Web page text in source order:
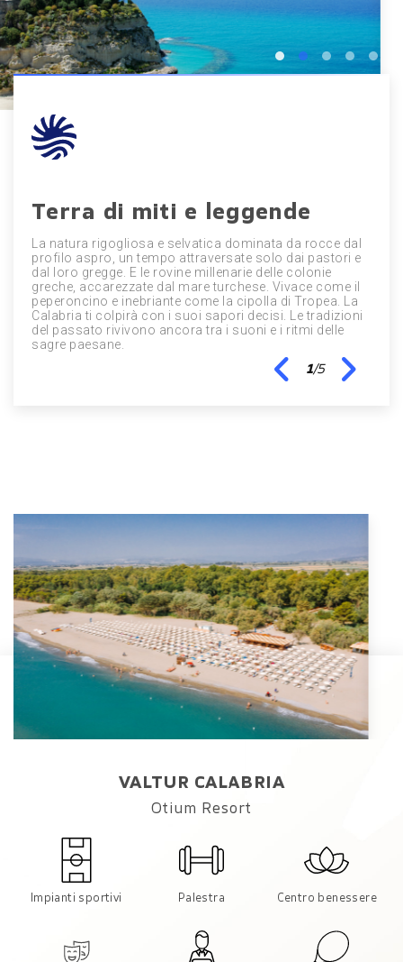
Terra di miti e leggende
La natura rigogliosa e selvatica dominata da rocce dal
profilo aspro, un tempo attraversate solo dai pastori e
dal loro gregge. E le rovine millenarie delle colonie
greche, accarezzate dal mare turchese. Vivace come il
peperoncino e inebriante come la cipolla di Tropea. La
Calabria ti colpirà con i suoi sapori decisi. Le tradizioni
del passato rivivono ancora tra i suoni e i ritmi delle
sagre paesane.
Previous
2/5
VALTUR CALABRIA
Otium Resort
Impianti sportivi Palestra Centro benessere